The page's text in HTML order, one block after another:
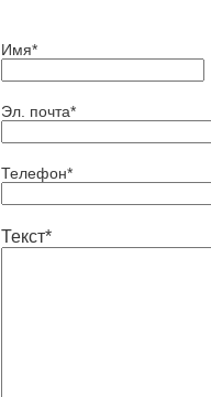
Имя*
Эл. почта*
Телефон*
Текст*